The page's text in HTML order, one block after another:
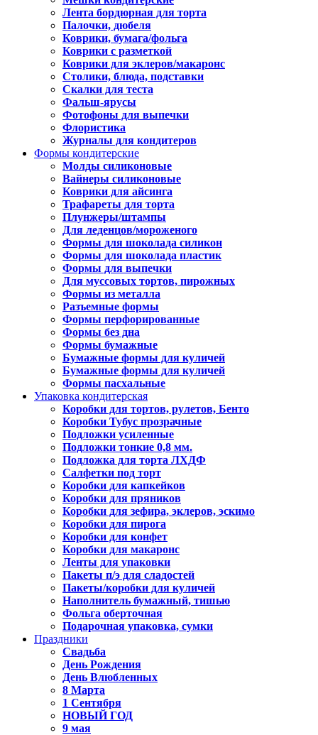
Лента бордюрная для торта
Палочки, дюбеля
Коврики, бумага/фольга
Коврики с разметкой
Коврики для эклеров/макаронс
Столики, блюда, подставки
Скалки для теста
Фальш-ярусы
Фотофоны для выпечки
Флористика
Журналы для кондитеров
Формы кондитерские
Молды силиконовые
Вайнеры силиконовые
Коврики для айсинга
Трафареты для торта
Плунжеры/штампы
Для леденцов/мороженого
Формы для шоколада силикон
Формы для шоколада пластик
Формы для выпечки
Для муссовых тортов, пирожных
Формы из металла
Разъемные формы
Формы перфорированные
Формы без дна
Формы бумажные
Бумажные формы для куличей
Бумажные формы для куличей
Формы пасхальные
Упаковка кондитерская
Коробки для тортов, рулетов, Бенто
Коробки Тубус прозрачные
Подложки усиленные
Подложки тонкие 0,8 мм.
Подложка для торта ЛХДФ
Салфетки под торт
Коробки для капкейков
Коробки для пряников
Коробки для зефира, эклеров, эскимо
Коробки для пирога
Коробки для конфет
Коробки для макаронс
Ленты для упаковки
Пакеты п/э для сладостей
Пакеты/коробки для куличей
Наполнитель бумажный, тишью
Фольга оберточная
Подарочная упаковка, сумки
Праздники
Свадьба
День Рождения
День Влюбленных
8 Марта
1 Сентября
НОВЫЙ ГОД
9 мая